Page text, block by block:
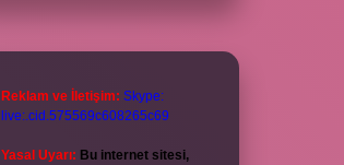
Reklam ve İletişim: Skype:
live:.cid.575569c608265c69
Yasal Uyarı: Bu internet sitesi,